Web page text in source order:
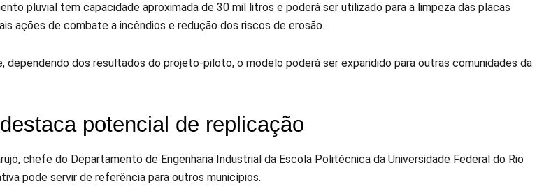
pluvial tem capacidade aproximada de 30 mil litros e poderá ser utilizado para a limpeza das placas
ações de combate a incêndios e redução dos riscos de erosão.
dependendo dos resultados do projeto-piloto, o modelo poderá ser expandido para outras comunidades da
potencial de replicação
chefe do Departamento de Engenharia Industrial da Escola Politécnica da Universidade Federal do Rio
pode servir de referência para outros municípios.